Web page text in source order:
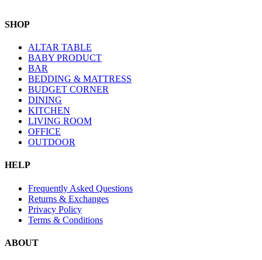
SHOP
ALTAR TABLE
BABY PRODUCT
BAR
BEDDING & MATTRESS
BUDGET CORNER
DINING
KITCHEN
LIVING ROOM
OFFICE
OUTDOOR
HELP
Frequently Asked Questions
Returns & Exchanges
Privacy Policy
Terms & Conditions
ABOUT